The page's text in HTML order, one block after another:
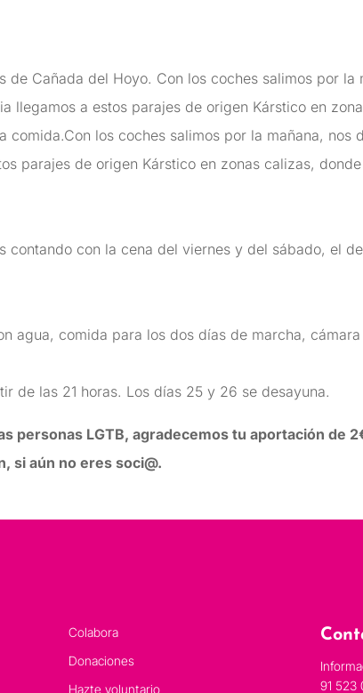
Cañada del Hoyo. Con los coches salimos por la
llegamos a estos parajes de origen Kárstico en
los coches salimos por la mañana, nos
parajes de origen Kárstico en zonas calizas,
con la cena del viernes y del sábado, el
agua, comida para los dos días de marcha,
de las 21 horas. Los días 25 y 26 se desayuna.
personas LGTB, agradecemos tu aportación de
si aún no eres soci@.
Colabora
Donaciones
Hazte voluntario
91 523